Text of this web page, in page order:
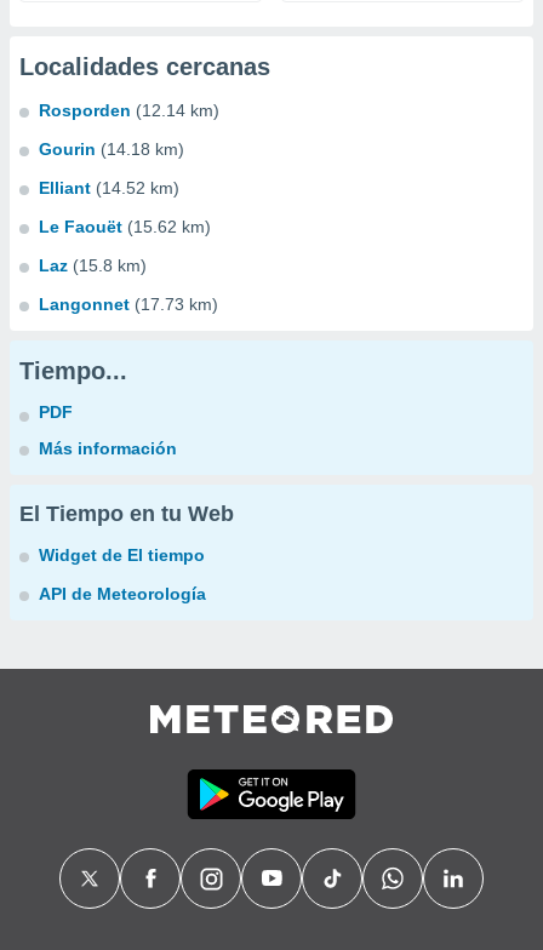
Localidades cercanas
Rosporden (12.14 km)
Gourin (14.18 km)
Elliant (14.52 km)
Le Faouët (15.62 km)
Laz (15.8 km)
Langonnet (17.73 km)
Tiempo...
PDF
Más información
El Tiempo en tu Web
Widget de El tiempo
API de Meteorología